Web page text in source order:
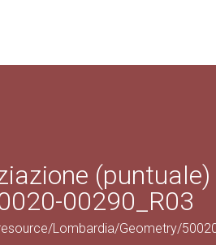
00290_R03
Lombardia/Geometry/